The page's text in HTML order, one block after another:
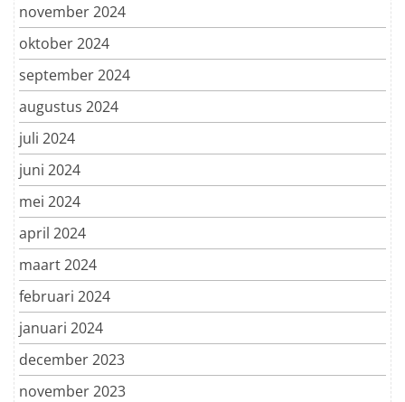
november 2024
oktober 2024
september 2024
augustus 2024
juli 2024
juni 2024
mei 2024
april 2024
maart 2024
februari 2024
januari 2024
december 2023
november 2023